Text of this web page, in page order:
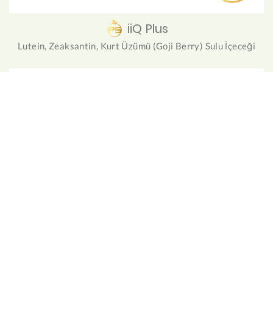
iiQ Plus
Lutein, Zeaksantin, Kurt Üzümü (Goji Berry) Sulu İçeceği